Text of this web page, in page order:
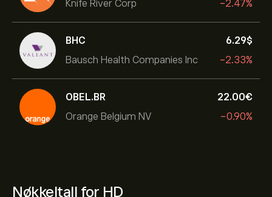
Knife River Corp
-2.47%
BHC
Bausch Health Companies Inc
6.29‎$‎
-2.33%
OBEL.BR
Orange Belgium NV
22.00‎€‎
-0.90%
Nøkkeltall for HD